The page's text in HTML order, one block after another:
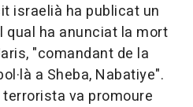
israelià ha publicat un
ha anunciat la mort
"comandant de la
a Sheba, Nabatiye".
va promoure